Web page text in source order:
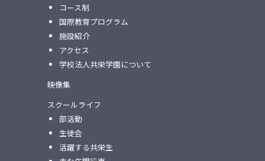
コース制
国際教育プログラム
施設紹介
アクセス
学校法人共栄学園について
映像集
スクールライフ
部活動
生徒会
活躍する共栄生